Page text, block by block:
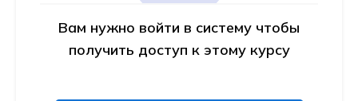
Вам нужно войти в систему чтобы
получить доступ к этому курсу